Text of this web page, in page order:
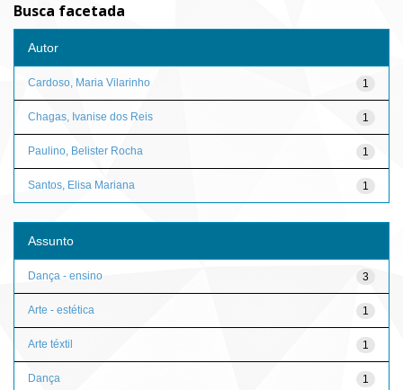
Busca facetada
Autor
1
Cardoso, Maria Vilarinho
1
Chagas, Ivanise dos Reis
1
Paulino, Belister Rocha
1
Santos, Elisa Mariana
Assunto
3
Dança - ensino
1
Arte - estética
1
Arte téxtil
1
Dança